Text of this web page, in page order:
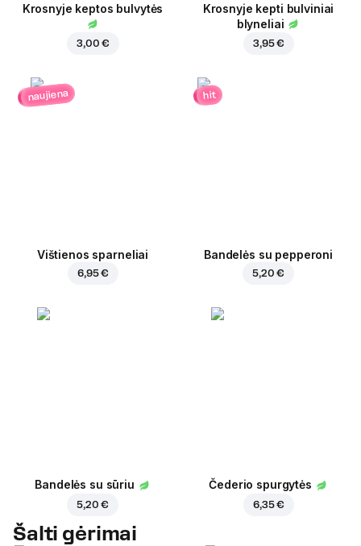
Krosnyje keptos bulvytės
3,00 €
Krosnyje kepti bulviniai
blyneliai
3,95 €
naujiena
Vištienos sparneliai
6,95 €
hit
Bandelės su pepperoni
5,20 €
Bandelės su sūriu
5,20 €
Čederio spurgytės
6,35 €
Šalti gėrimai